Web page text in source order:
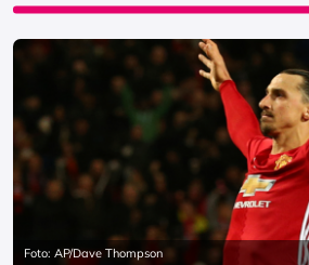
Foto: AP/Dave Thompson